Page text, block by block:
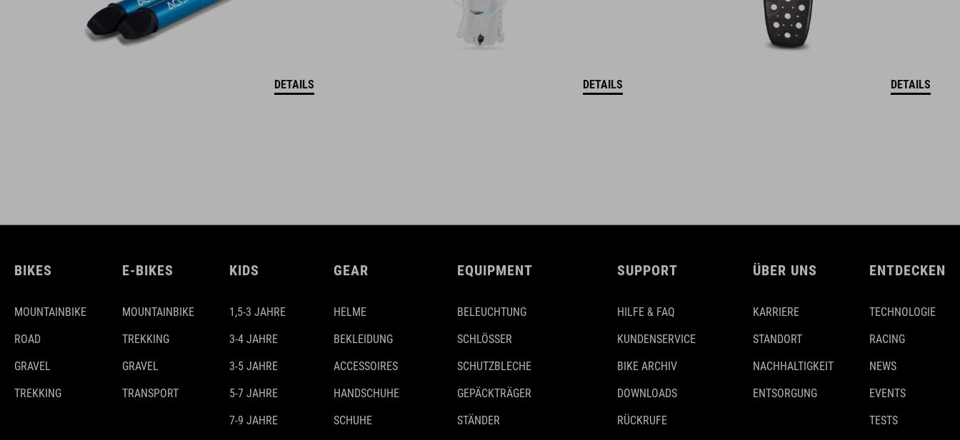
DETAILS DETAILS DETAILS
BIKES
MOUNTAINBIKE
ROAD
GRAVEL
TREKKING
E-BIKES
MOUNTAINBIKE
TREKKING
GRAVEL
TRANSPORT
KIDS
1,5-3 JAHRE
3-4 JAHRE
3-5 JAHRE
5-7 JAHRE
7-9 JAHRE
GEAR
HELME
BEKLEIDUNG
ACCESSOIRES
HANDSCHUHE
SCHUHE
EQUIPMENT
BELEUCHTUNG
SCHLÖSSER
SCHUTZBLECHE
GEPÄCKTRÄGER
STÄNDER
SUPPORT
HILFE & FAQ
KUNDENSERVICE
BIKE ARCHIV
DOWNLOADS
RÜCKRUFE
ÜBER UNS
KARRIERE
STANDORT
NACHHALTIGKEIT
ENTSORGUNG
ENTDECKEN
TECHNOLOGIE
RACING
NEWS
EVENTS
TESTS